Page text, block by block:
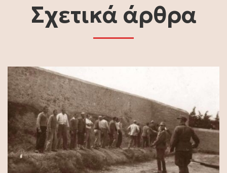
Σχετικά άρθρα